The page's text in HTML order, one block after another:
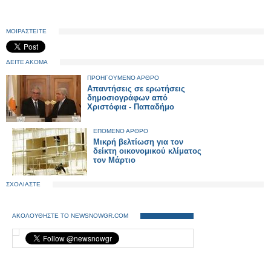
ΜΟΙΡΑΣΤΕΙΤΕ
ΔΕΙΤΕ ΑΚΟΜΑ
ΠΡΟΗΓΟΥΜΕΝΟ ΑΡΘΡΟ
Απαντήσεις σε ερωτήσεις
δημοσιογράφων από
Χριστόφια - Παπαδήμο
ΕΠΟΜΕΝΟ ΑΡΘΡΟ
Μικρή βελτίωση για τον
δείκτη οικονομικού κλίματος
τον Μάρτιο
ΣΧΟΛΙΑΣΤΕ
ΑΚΟΛΟΥΘΗΣΤΕ ΤΟ NEWSNOWGR.COM